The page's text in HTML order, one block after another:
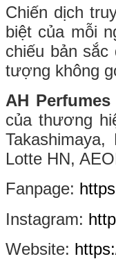
Chiến dịch
biệt của mỗi
chiếu bản
tượng không
AH Perfumes
của thương
Lotte HN,
Fanpage:
Instagram:
Website: